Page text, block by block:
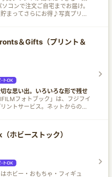
まってさらにお得♪写真プリン
＆Gifts（プリント＆
な思い出。いろいろな形で残せ
フォトブック」は、フジフイ
ントサービス。ネットからの簡
ホビーストック）
ホビー・おもちゃ・フィギュ